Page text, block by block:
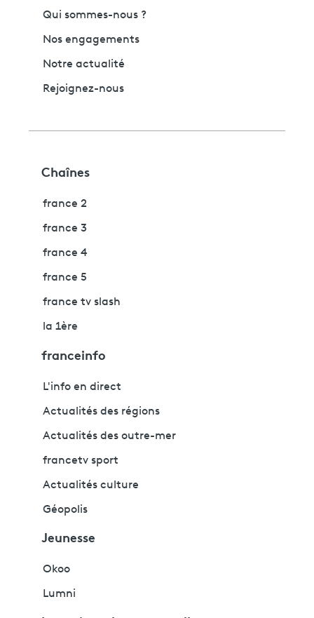
Qui sommes-nous ?
Nos engagements
Notre actualité
Rejoignez-nous
Chaînes
france 2
france 3
france 4
france 5
france tv slash
la 1ère
franceinfo
L'info en direct
Actualités des régions
Actualités des outre-mer
francetv sport
Actualités culture
Géopolis
Jeunesse
Okoo
Lumni